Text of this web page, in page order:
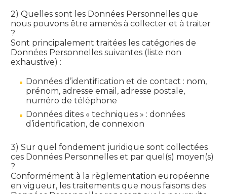
2) Quelles sont les Données Personnelles que
nous pouvons être amenés à collecter et à traiter
?
Sont principalement traitées les catégories de
Données Personnelles suivantes (liste non
exhaustive) :
Données d’identification et de contact : nom,
prénom, adresse email, adresse postale,
numéro de téléphone
Données dites « techniques » : données
d’identification, de connexion
3) Sur quel fondement juridique sont collectées
ces Données Personnelles et par quel(s) moyen(s)
?
Conformément à la règlementation européenne
en vigueur, les traitements que nous faisons des